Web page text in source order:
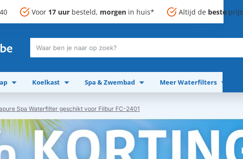
Voor 17 uur besteld, morgen in huis* Altijd de beste prijs
Waar
je
naar
op
Koelkast Spa & Zwembad Meer Waterfilters
Spa Waterfilter geschikt voor Filbur FC-2401